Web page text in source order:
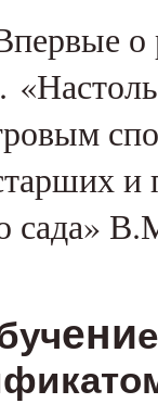
о
и
сада»
ени